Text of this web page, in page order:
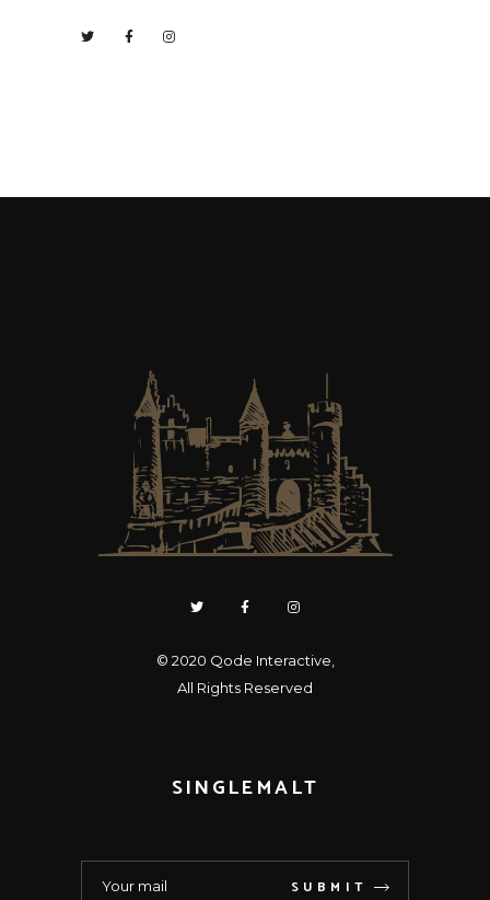
© 2020 Qode Interactive
All Rights Reserved
SINGLEMALT
SUBMIT